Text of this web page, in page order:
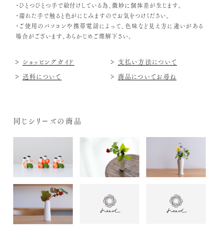
・ひとつひとつ手で絵付けしている為、微妙に個体差が生じます。
・濡れた手で触ると色がにじみますのでお気をつけください。
・ご使用のパソコンや携帯電話によって、色味など見え方に違いがある
場合がございます。あらかじめご理解下さい。
ショッピングガイド
支払い方法について
送料について
商品についてお尋ね
同じシリーズの商品